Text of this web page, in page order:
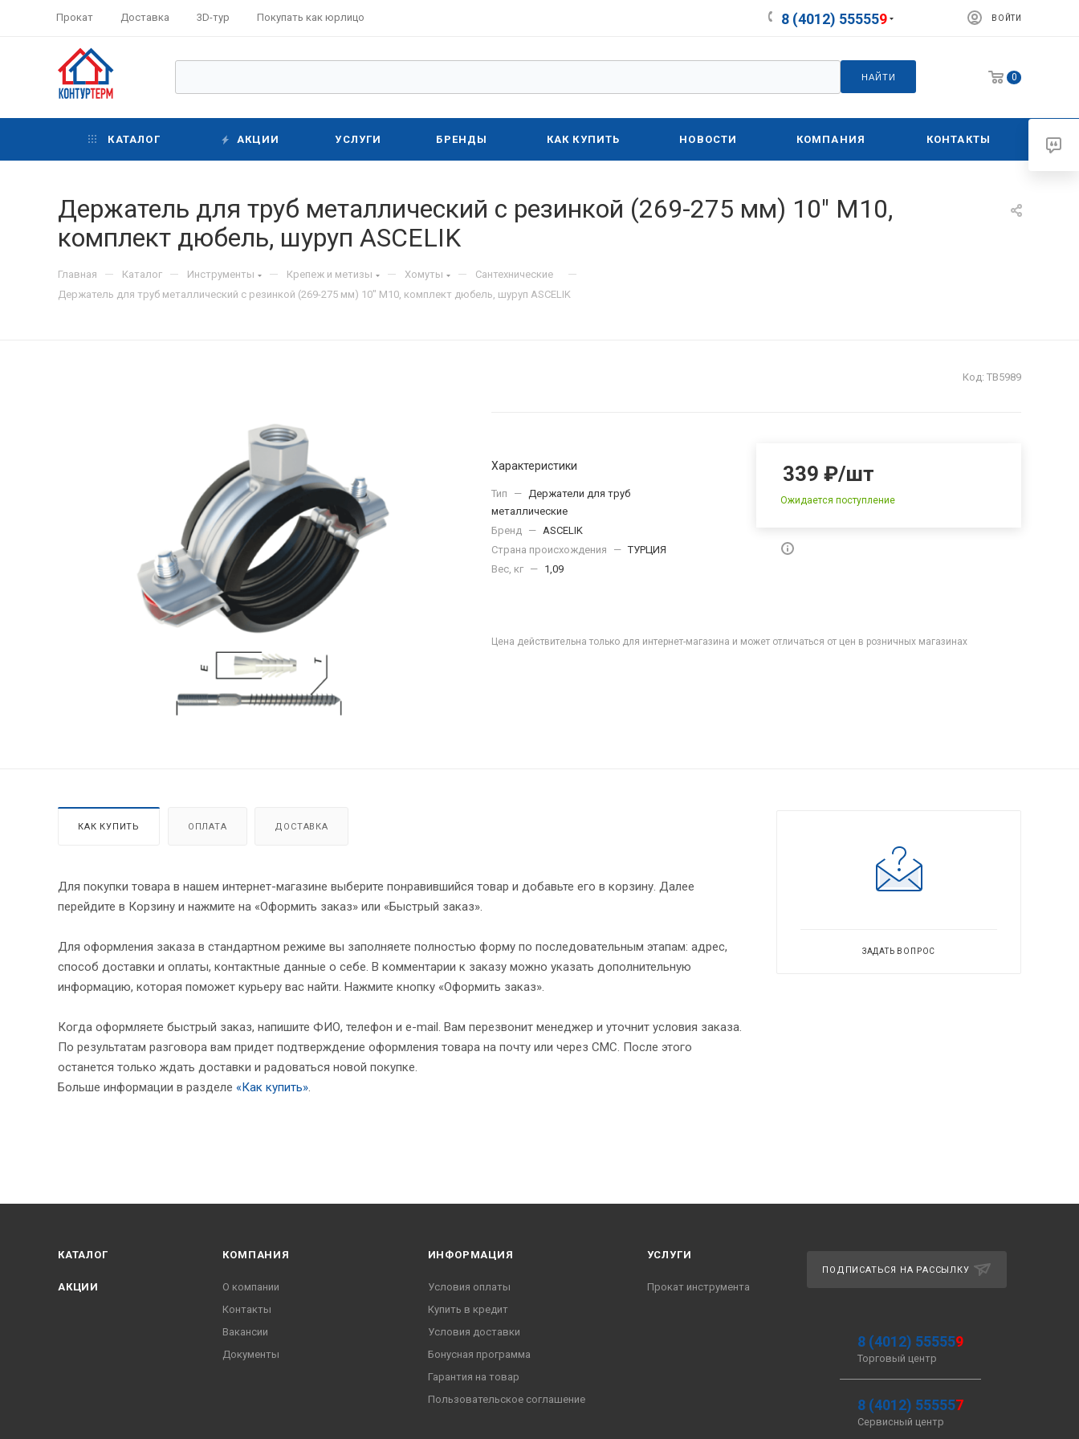
Прокат Доставка 3D-тур Покупать как юрлицо 8 (4012) 555559 ВОЙТИ
НАЙТИ 0
КАТАЛОГ АКЦИИ УСЛУГИ БРЕНДЫ КАК КУПИТЬ НОВОСТИ КОМПАНИЯ КОНТАКТЫ
Держатель для труб металлический с резинкой (269-275 мм) 10" M10,
комплект дюбель, шуруп ASCELIK
Главная — Каталог — Инструменты — Крепеж и метизы — Хомуты — Сантехнические —
Держатель для труб металлический с резинкой (269-275 мм) 10" M10, комплект дюбель, шуруп ASCELIK
Код: ТВ5989
Характеристики
Тип — Держатели для труб
металлические
Бренд — ASCELIK
Страна происхождения
— ТУРЦИЯ
Вес, кг — 1,09
339 ₽/шт
Ожидается поступление
Цена действительна только для интернет-магазина и может отличаться от цен в розничных магазинах
КАК КУПИТЬ ОПЛАТА ДОСТАВКА
Для покупки товара в нашем интернет-магазине выберите понравившийся товар и добавьте его в корзину. Далее
перейдите в Корзину и нажмите на «Оформить заказ» или «Быстрый заказ».
Для оформления заказа в стандартном режиме вы заполняете полностью форму по последовательным этапам: адрес,
способ доставки и оплаты, контактные данные о себе. В комментарии к заказу можно указать дополнительную
информацию, которая поможет курьеру вас найти. Нажмите кнопку «Оформить заказ».
Когда оформляете быстрый заказ, напишите ФИО, телефон и e-mail. Вам перезвонит менеджер и уточнит условия заказа.
По результатам разговора вам придет подтверждение оформления товара на почту или через СМС. После этого
останется только ждать доставки и радоваться новой покупке.
Больше информации в разделе «Как купить».
ЗАДАТЬ ВОПРОС
КАТАЛОГ
АКЦИИ
КОМПАНИЯ
О компании
Контакты
Вакансии
Документы
ИНФОРМАЦИЯ
Условия оплаты
Купить в кредит
Условия доставки
Бонусная программа
Гарантия на товар
Пользовательское соглашение
УСЛУГИ
Прокат инструмента
ПОДПИСАТЬСЯ НА РАССЫЛКУ
8 (4012) 555559
Торговый центр
8 (4012) 555557
Сервисный центр